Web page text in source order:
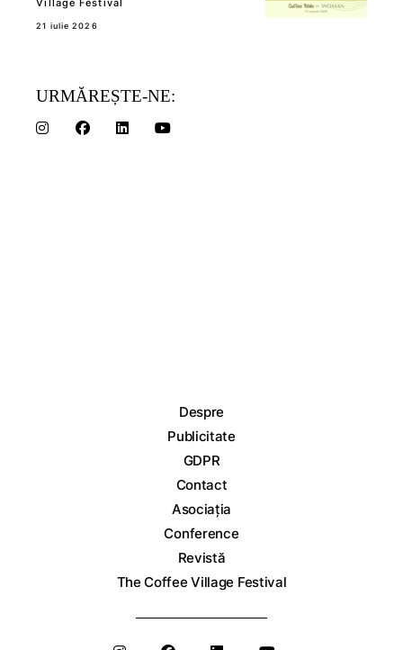
Village Festival
21 iulie 2026
URMĂREȘTE-NE:
Despre
Publicitate
GDPR
Contact
Asociația
Conference
Revistă
The Coffee Village Festival